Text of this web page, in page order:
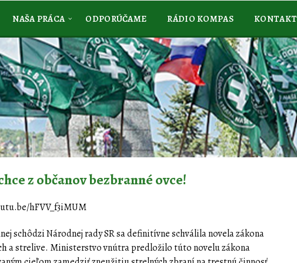
NAŠA PRÁCA ODPORÚČAME RÁDIO KOMPAS KONTAKT
z občanov bezbranné ovce!
hFVV_f3iMUM
schôdzi Národnej rady SR sa definitívne schválila novela zákona
a strelive. Ministerstvo vnútra predložilo túto novelu zákona